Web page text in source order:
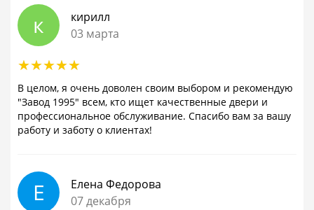
к
кирилл
03 марта
В целом, я очень доволен своим выбором и рекомендую
"Завод 1995" всем, кто ищет качественные двери и
профессиональное обслуживание. Спасибо вам за вашу
работу и заботу о клиентах!
Е
Елена Федорова
07 декабря